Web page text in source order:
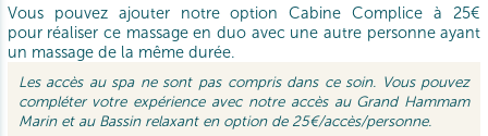
Vous pouvez ajouter notre option Cabine Complice à 25€
pour réaliser ce massage en duo avec une autre personne ayant
un massage de la même durée.
Les accès au spa ne sont pas compris dans ce soin. Vous pouvez
compléter votre expérience avec notre accès au Grand Hammam
Marin et au Bassin relaxant en option de 25€/accès/personne.